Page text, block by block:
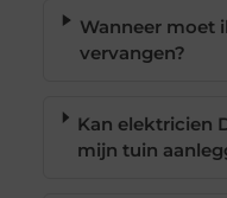
Wanneer moet
vervangen?
Kan elektricien
mijn tuin